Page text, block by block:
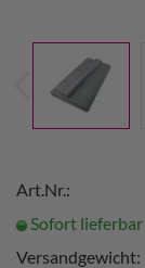
Art.Nr.:
Sofort lieferbar
Versandgewicht: